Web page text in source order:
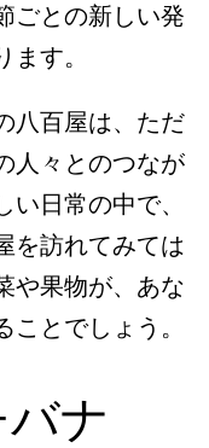
ごとの新しい発
す。
八百屋は、ただ
人々とのつなが
い日常の中で、
を訪れてみては
や果物が、あな
とでしょう。
ナ